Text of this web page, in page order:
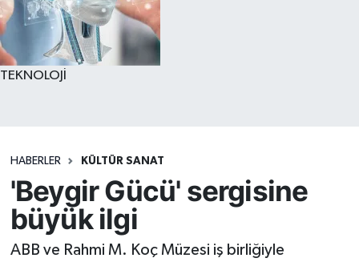
TEKNOLOJİ
HABERLER KÜLTÜR SANAT
'Beygir Gücü' sergisine
büyük ilgi
ABB ve Rahmi M. Koç Müzesi iş birliğiyle